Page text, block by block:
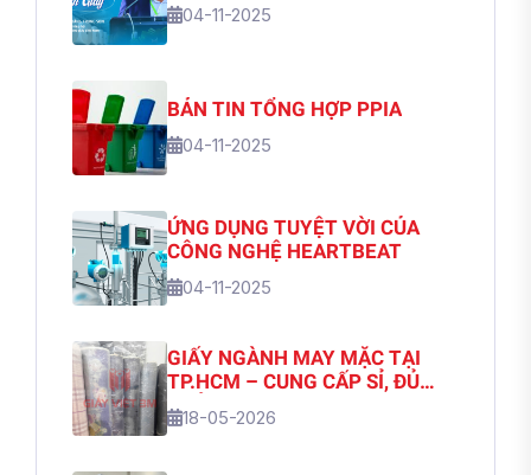
04-11-2025
BẢN TIN TỔNG HỢP PPIA
04-11-2025
ỨNG DỤNG TUYỆT VỜI CỦA
CÔNG NGHỆ HEARTBEAT
04-11-2025
GIẤY NGÀNH MAY MẶC TẠI
TP.HCM – CUNG CẤP SỈ, ĐỦ
CHỦNG LOẠI | GIẤY VIỆT 3M
18-05-2026